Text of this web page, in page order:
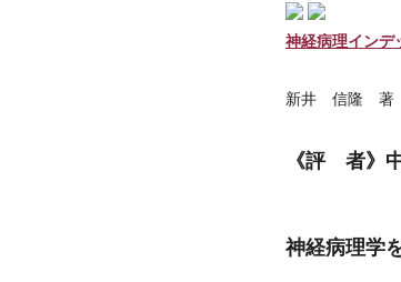
神経病理インデ
新井 信隆 著
《評 者》
神経病理学